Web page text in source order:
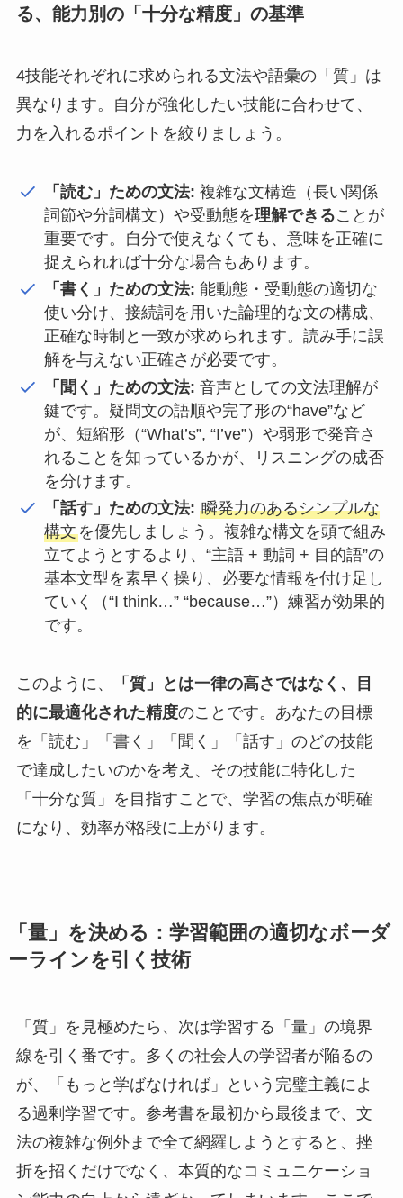
る、能力別の「十分な精度」の基準
4技能それぞれに求められる文法や語彙の「質」は
異なります。自分が強化したい技能に合わせて、
力を入れるポイントを絞りましょう。
「読む」ための文法: 複雑な文構造（長い関係
詞節や分詞構文）や受動態を理解できることが
重要です。自分で使えなくても、意味を正確に
捉えられれば十分な場合もあります。
「書く」ための文法: 能動態・受動態の適切な
使い分け、接続詞を用いた論理的な文の構成、
正確な時制と一致が求められます。読み手に誤
解を与えない正確さが必要です。
「聞く」ための文法: 音声としての文法理解が
鍵です。疑問文の語順や完了形の“have”など
が、短縮形（“What’s”, “I’ve”）や弱形で発音さ
れることを知っているかが、リスニングの成否
を分けます。
「話す」ための文法: 瞬発力のあるシンプルな
構文を優先しましょう。複雑な構文を頭で組み
立てようとするより、“主語 + 動詞 + 目的語”の
基本文型を素早く操り、必要な情報を付け足し
ていく（“I think…” “because…”）練習が効果的
です。
このように、
「質」とは一律の高さではなく、目
的に最適化された精度のことです。あなたの目標
を「読む」「書く」「聞く」「話す」のどの技能
で達成したいのかを考え、その技能に特化した
「十分な質」を目指すことで、学習の焦点が明確
になり、効率が格段に上がります。
「量」を決める：学習範囲の適切なボーダ
ーラインを引く技術
「質」を見極めたら、次は学習する「量」の境界
線を引く番です。多くの社会人の学習者が陥るの
が、「もっと学ばなければ」という完璧主義によ
る過剰学習です。参考書を最初から最後まで、文
法の複雑な例外まで全て網羅しようとすると、挫
折を招くだけでなく、本質的なコミュニケーショ